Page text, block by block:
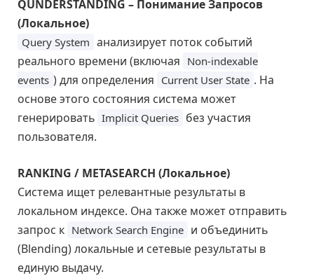
QUNDERSTANDING – Понимание Запросов
(Локальное)
Query System анализирует поток событий
реального времени (включая Non-indexable
events ) для определения Current User State . На
основе этого состояния система может
генерировать Implicit Queries без участия
пользователя.
RANKING / METASEARCH (Локальное)
Система ищет релевантные результаты в
локальном индексе. Она также может отправить
запрос к Network Search Engine и объединить
(Blending) локальные и сетевые результаты в
единую выдачу.